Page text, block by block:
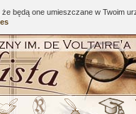
będą one umieszczane w Twoim